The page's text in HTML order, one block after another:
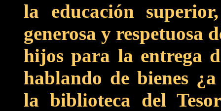
la educación
generosa y respetuosa
hijos para la entrega
hablando de bienes
la biblioteca del